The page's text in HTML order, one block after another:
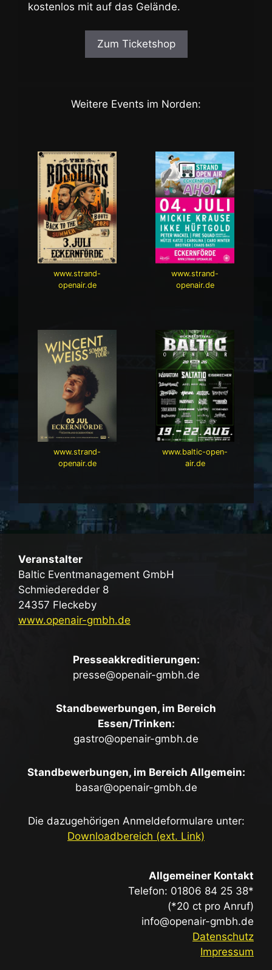
kostenlos mit auf das Gelände.
Zum Ticketshop
Weitere Events im Norden:
www.strand-
openair.de
www.strand-
openair.de
www.strand-
openair.de
www.baltic-open-
air.de
Veranstalter
Baltic Eventmanagement GmbH
Schmiederedder 8
24357 Fleckeby
www.openair-gmbh.de
Presseakkreditierungen:
presse@openair-gmbh.de
Standbewerbungen, im Bereich
Essen/Trinken:
gastro@openair-gmbh.de
Standbewerbungen, im Bereich Allgemein:
basar@openair-gmbh.de
Die dazugehörigen Anmeldeformulare unter:
Downloadbereich (ext. Link)
Allgemeiner Kontakt
Telefon: 01806 84 25 38*
(*20 ct pro Anruf)
info@openair-gmbh.de
Datenschutz
Impressum